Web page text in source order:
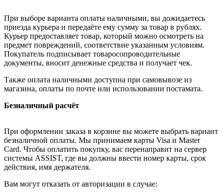
При выборе варианта оплаты наличными, вы дожидаетесь
приезда курьера и передаёте ему сумму за товар в рублях.
Курьер предоставляет товар, который можно осмотреть на
предмет повреждений, соответствие указанным условиям.
Покупатель подписывает товаросопроводительные
документы, вносит денежные средства и получает чек.
Также оплата наличными доступна при самовывозе из
магазина, оплаты по почте или использовании постамата.
Безналичный расчёт
При оформлении заказа в корзине вы можете выбрать вариант
безналичной оплаты. Мы принимаем карты Visa и Master
Card. Чтобы оплатить покупку, вас перенаправит на сервер
системы ASSIST, где вы должны ввести номер карты, срок
действия, имя держателя.
Вам могут отказать от авторизации в случае: